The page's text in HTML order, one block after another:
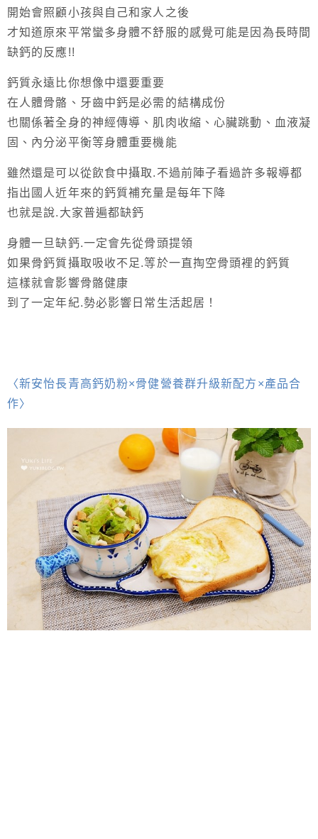
開始會照顧小孩與自己和家人之後
才知道原來平常蠻多身體不舒服的感覺可能是因為長時間
缺鈣的反應!!
鈣質永遠比你想像中還要重要
在人體骨骼、牙齒中鈣是必需的結構成份
也關係著全身的神經傳導、肌肉收縮、心臟跳動、血液凝
固、內分泌平衡等身體重要機能
雖然還是可以從飲食中攝取.不過前陣子看過許多報導都
指出國人近年來的鈣質補充量是每年下降
也就是說.大家普遍都缺鈣
身體一旦缺鈣.一定會先從骨頭提領
如果骨鈣質攝取吸收不足.等於一直掏空骨頭裡的鈣質
這樣就會影響骨骼健康
到了一定年紀.勢必影響日常生活起居！
〈新安怡長青高鈣奶粉×骨健營養群升級新配方×產品合
作〉